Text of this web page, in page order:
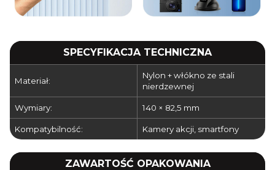
SPECYFIKACJA TECHNICZNA
Materiał:
Nylon + włókno ze stali
nierdzewnej
Wymiary: 140 × 82,5 mm
Kompatybilność: Kamery akcji, smartfony
ZAWARTOŚĆ OPAKOWANIA